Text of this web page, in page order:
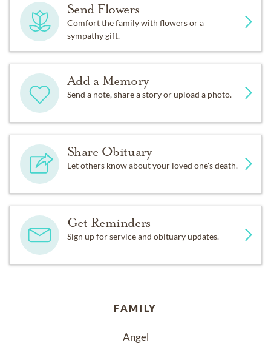
Send Flowers
Comfort the family with flowers or a
sympathy gift.
Add a Memory
Send a note, share a story or upload a photo.
Share Obituary
Let others know about your loved one's death.
Get Reminders
Sign up for service and obituary updates.
FAMILY
Angel